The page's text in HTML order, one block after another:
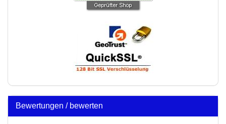
Bewertungen / bewerten